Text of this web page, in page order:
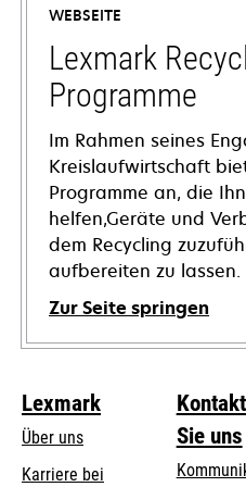
neuen
Registerkarte
geöffnet
WEBSEITE
Lexmark
Programme
Im Rahmen seines
Kreislaufwirtschaft
Programme an, die
helfen,Geräte und
dem Recycling
aufbereiten zu lassen.
Zur Seite springen
Lexmark
Über uns
Karriere bei
Sie uns